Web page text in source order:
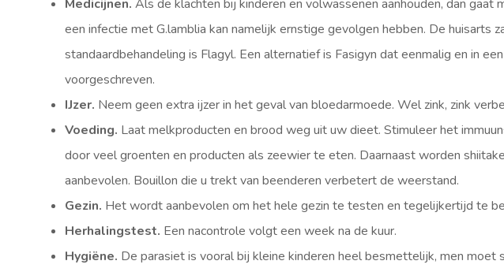
Medicijnen. Als de klachten bij kinderen en volwassenen aanhouden, dan gaat
een infectie met G.lamblia kan namelijk ernstige gevolgen hebben. De huisarts
standaardbehandeling is Flagyl. Een alternatief is Fasigyn dat eenmalig en in
voorgeschreven.
IJzer. Neem geen extra ijzer in het geval van bloedarmoede. Wel zink, zink
Voeding. Laat melkproducten en brood weg uit uw dieet. Stimuleer het
door veel groenten en producten als zeewier te eten. Daarnaast worden
aanbevolen. Bouillon die u trekt van beenderen verbetert de weerstand.
Gezin. Het wordt aanbevolen om het hele gezin te testen en tegelijkertijd te
Herhalingstest. Een nacontrole volgt een week na de kuur.
Hygiëne. De parasiet is vooral bij kleine kinderen heel besmettelijk, men moet